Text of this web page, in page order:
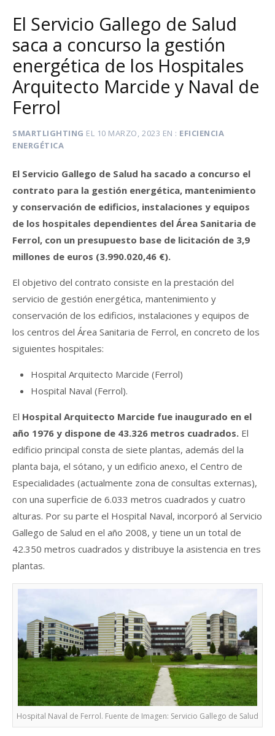
El Servicio Gallego de Salud
saca a concurso la gestión
energética de los Hospitales
Arquitecto Marcide y Naval de
Ferrol
SMARTLIGHTING EL 10 MARZO, 2023 EN
EFICIENCIA
ENERGÉTICA
El Servicio Gallego de Salud ha sacado a concurso el
contrato para la gestión energética, mantenimiento
y conservación de edificios, instalaciones y equipos
de los hospitales dependientes del Área Sanitaria de
Ferrol, con un presupuesto base de licitación de 3,9
millones de euros (3.990.020,46 €).
El objetivo del contrato consiste en la prestación del
servicio de gestión energética, mantenimiento y
conservación de los edificios, instalaciones y equipos de
los centros del Área Sanitaria de Ferrol, en concreto de los
siguientes hospitales:
Hospital Arquitecto Marcide (Ferrol)
Hospital Naval (Ferrol).
El Hospital Arquitecto Marcide fue inaugurado en el
año 1976 y dispone de 43.326 metros cuadrados. El
edificio principal consta de siete plantas, además del la
planta baja, el sótano, y un edificio anexo, el Centro de
Especialidades (actualmente zona de consultas externas),
con una superficie de 6.033 metros cuadrados y cuatro
alturas. Por su parte el Hospital Naval, incorporó al Servicio
Gallego de Salud en el año 2008, y tiene un un total de
42.350 metros cuadrados y distribuye la asistencia en tres
plantas.
Hospital Naval de Ferrol. Fuente de Imagen: Servicio Gallego de Salud